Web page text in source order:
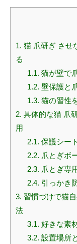
1. 猫 爪研ぎ させ
る
1.1. 猫が壁で
1.2. 壁保護と
1.3. 猫の習性
2. 具体的な猫 爪
用
2.1. 保護シー
2.2. 爪とぎボ
2.3. 爪とぎ専
2.4. 引っかき
3. 習慣づけで猫
法
3.1. 好きな素
3.2. 設置場所